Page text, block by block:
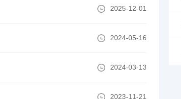
2025-12-01
2024-05-16
2024-03-13
2023-11-21